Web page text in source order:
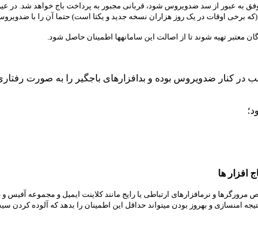
موفق به عبور از سد ضدویروس شود، قربانی مجبور به پرداخت باج خواهد شد.
(که برخی اوقات در یک روز هزاران نسخه جدید و یکتا است) حتما آن را با
معتبر تهیه شوند تا از اصالت این سامانهها اطمینان حاصل شود.
کنار ضدویروس بوده و بدافزارهای باجگیر را به صورت رفتاری
افزار ها
و نرمافزارهای ارتباطی یا رایج مانند کلاینت ایمیل و مجموعه آفیس و
امنسازی و بهروز بودن میتواند حداقل این اطمینان را بدهد که آلوده